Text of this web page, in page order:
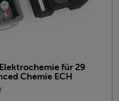
für 29
Chemie ECH